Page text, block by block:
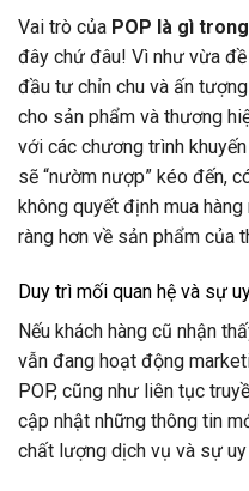
Vai trò của POP là gì
đây chứ đâu! Vì như vừa
đầu tư chỉn chu và ấn
cho sản phẩm và thương
với các chương trình
sẽ “nườm nượp” kéo đến,
không quyết định mua
ràng hơn về sản phẩm của
Duy trì mối quan hệ và sự
Nếu khách hàng cũ nhận
vẫn đang hoạt động
POP, cũng như liên tục
cập nhật những thông tin
chất lượng dịch vụ và sự